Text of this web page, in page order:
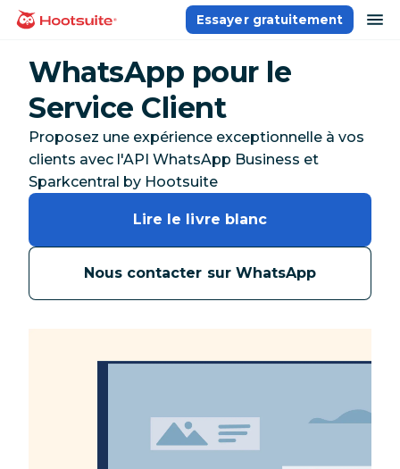
Aller
Accueil
Essayer gratuitement
WhatsApp pour le
Service Client
Proposez une expérience exceptionnelle à vos
clients avec l'API WhatsApp Business et
Sparkcentral by Hootsuite
Lire le livre blanc
Nous contacter sur WhatsApp